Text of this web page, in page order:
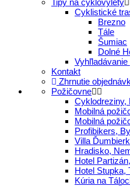
Cyklistické
Brezno
Tále
Šumiac
Dolné
Kontakt
Zhrnutie
Požičovne
Cyklodreziny,
Mobilná
Mobilná
Profibikers,
Villa
Hradisko,
Hotel
Hotel Stupka,
Kúria na